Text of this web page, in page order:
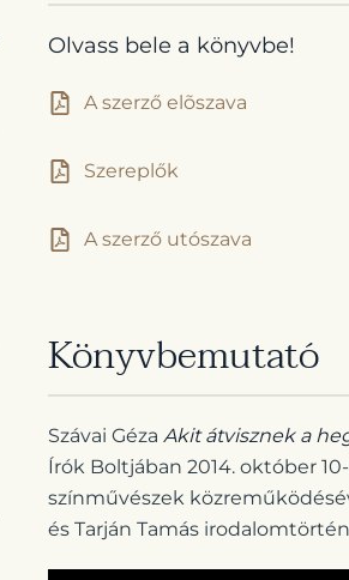
Olvass bele a könyvbe!
A szerző elõszava
Szereplők
A szerző utószava
Könyvbemutató
Szávai Géza Akit átvisznek a
Írók Boltjában 2014. október
színművészek
és Tarján Tamás